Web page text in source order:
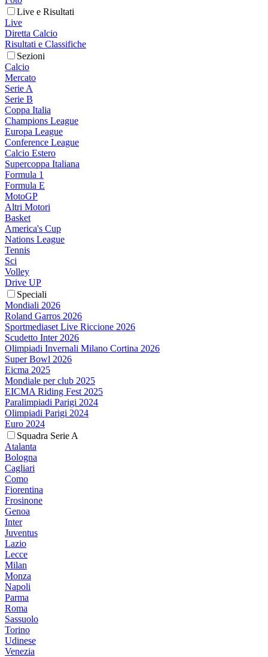
Live e Risultati
Live
Diretta Calcio
Risultati e Classifiche
Sezioni
Calcio
Mercato
Serie A
Serie B
Coppa Italia
Champions League
Europa League
Conference League
Calcio Estero
Supercoppa Italiana
Formula 1
Formula E
MotoGP
Altri Motori
Basket
America's Cup
Nations League
Tennis
Sci
Volley
Drive UP
Speciali
Mondiali 2026
Roland Garros 2026
Sportmediaset Live Riccione 2026
Scudetto Inter 2026
Olimpiadi Invernali Milano Cortina 2026
Super Bowl 2026
Eicma 2025
Mondiale per club 2025
EICMA Riding Fest 2025
Paralimpiadi Parigi 2024
Olimpiadi Parigi 2024
Euro 2024
Squadra Serie A
Atalanta
Bologna
Cagliari
Como
Fiorentina
Frosinone
Genoa
Inter
Juventus
Lazio
Lecce
Milan
Monza
Napoli
Parma
Roma
Sassuolo
Torino
Udinese
Venezia